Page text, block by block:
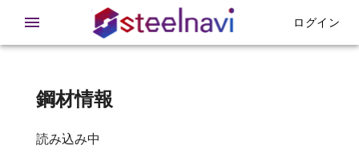
ログイン
鋼材情報
読み込み中